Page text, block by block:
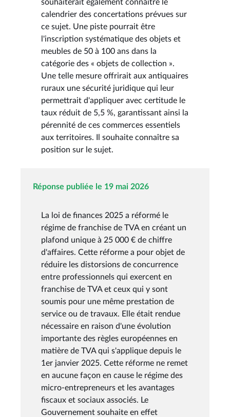
souhaiterait également connaître le
calendrier des concertations prévues sur
ce sujet. Une piste pourrait être
l'inscription systématique des objets et
meubles de 50 à 100 ans dans la
catégorie des « objets de collection ».
Une telle mesure offrirait aux antiquaires
ruraux une sécurité juridique qui leur
permettrait d'appliquer avec certitude le
taux réduit de 5,5 %, garantissant ainsi la
pérennité de ces commerces essentiels
aux territoires. Il souhaite connaître sa
position sur le sujet.
Réponse publiée le 19 mai 2026
La loi de finances 2025 a réformé le
régime de franchise de TVA en créant un
plafond unique à 25 000 € de chiffre
d'affaires. Cette réforme a pour objet de
réduire les distorsions de concurrence
entre professionnels qui exercent en
franchise de TVA et ceux qui y sont
soumis pour une même prestation de
service ou de travaux. Elle était rendue
nécessaire en raison d'une évolution
importante des règles européennes en
matière de TVA qui s'applique depuis le
1er janvier 2025. Cette réforme ne remet
en aucune façon en cause le régime des
micro-entrepreneurs et les avantages
fiscaux et sociaux associés. Le
Gouvernement souhaite en effet